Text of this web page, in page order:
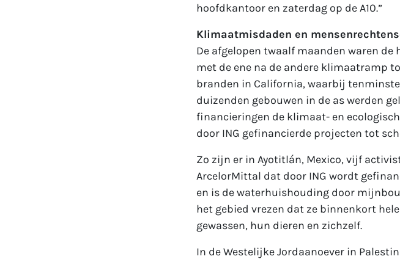
hoofdkantoor en zaterdag op de A10.”
Klimaatmisdaden en
De afgelopen twaalf maanden waren
met de ene na de andere klimaatramp
branden in California, waarbij
duizenden gebouwen in de as werden
financieringen de klimaat- en
door ING gefinancierde projecten tot
Zo zijn er in Ayotitlán, Mexico, vijf
ArcelorMittal dat door ING wordt
en is de waterhuishouding door
het gebied vrezen dat ze binnenkort
gewassen, hun dieren en zichzelf.
In de Westelijke Jordaanoever in